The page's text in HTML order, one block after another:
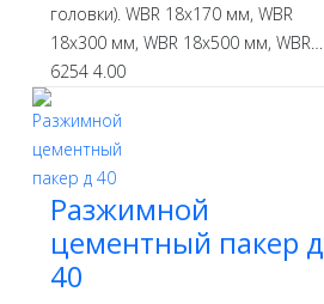
головки). WBR 18х170 мм, WBR
18х300 мм, WBR 18х500 мм, WBR…
6254 4.00
Разжимной
цементный пакер д
40